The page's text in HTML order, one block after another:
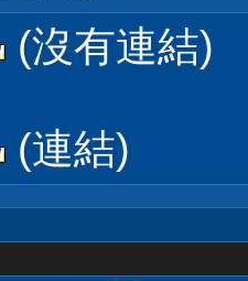
(沒有連結)
(連結)